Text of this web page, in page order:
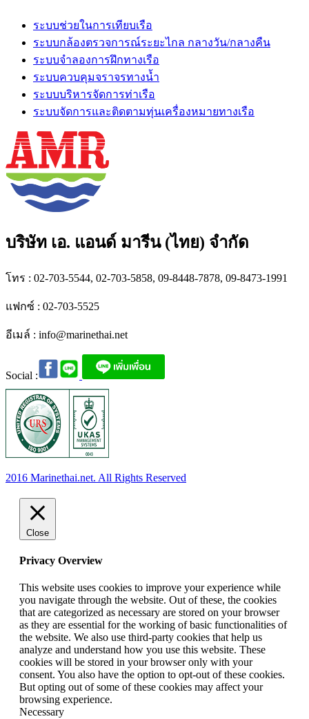
ระบบช่วยในการเทียบเรือ
ระบบกล้องตรวจการณ์ระยะไกล กลางวัน/กลางคืน
ระบบจำลองการฝึกทางเรือ
ระบบควบคุมจราจรทางน้ำ
ระบบบริหารจัดการท่าเรือ
ระบบจัดการและติดตามทุ่นเครื่องหมายทางเรือ
บริษัท เอ. แอนด์ มารีน (ไทย) จำกัด
โทร : 02-703-5544, 02-703-5858, 09-8448-7878, 09-8473-1991
แฟกซ์ : 02-703-5525
อีเมล์ : info@marinethai.net
Social :
2016 Marinethai.net. All Rights Reserved
Close
Privacy Overview
This website uses cookies to improve your experience while
you navigate through the website. Out of these, the cookies
that are categorized as necessary are stored on your browser
as they are essential for the working of basic functionalities of
the website. We also use third-party cookies that help us
analyze and understand how you use this website. These
cookies will be stored in your browser only with your
consent. You also have the option to opt-out of these cookies.
But opting out of some of these cookies may affect your
browsing experience.
Necessary